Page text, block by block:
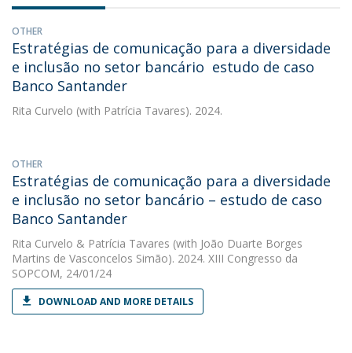
OTHER
Estratégias de comunicação para a diversidade
e inclusão no setor bancário  estudo de caso
Banco Santander
Rita Curvelo (with Patrícia Tavares). 2024.
OTHER
Estratégias de comunicação para a diversidade
e inclusão no setor bancário – estudo de caso
Banco Santander
Rita Curvelo & Patrícia Tavares (with João Duarte Borges
Martins de Vasconcelos Simão). 2024. XIII Congresso da
SOPCOM, 24/01/24
DOWNLOAD AND MORE DETAILS